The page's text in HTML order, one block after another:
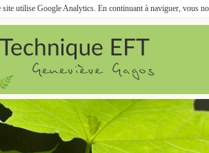
site utilise Google Analytics. En continuant à naviguer, vous